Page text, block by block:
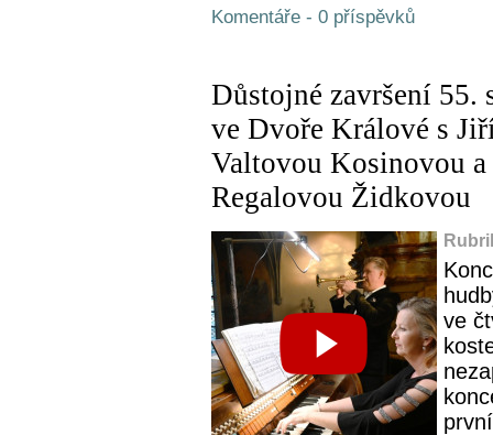
Komentáře - 0 příspěvků
Důstojné završení 55.
ve Dvoře Králové s
Valtovou Kosinovou
Regalovou Židkovou
ve